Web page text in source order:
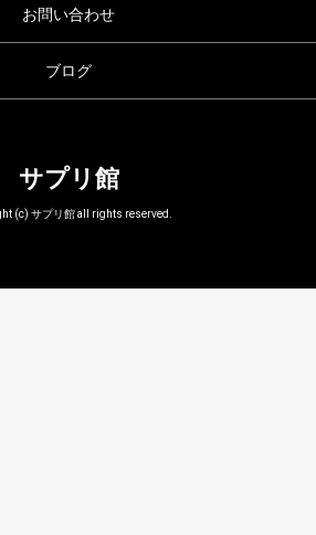
お問い合わせ
ブログ
サプリ館
(c) サプリ館 all rights reserved.